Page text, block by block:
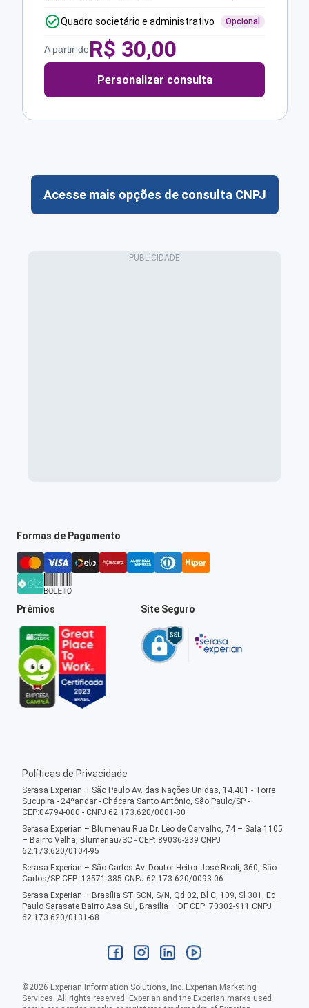
Quadro societário e administrativo Opcional
A partir deR$ 30,00
Personalizar consulta
Acesse mais opções de consulta CNPJ
Formas de Pagamento
Prêmios Site Seguro
Políticas de Privacidade
Serasa Experian – São Paulo Av. das Nações Unidas, 14.401 - Torre
Sucupira - 24ºandar - Chácara Santo Antônio, São Paulo/SP -
CEP:04794-000 - CNPJ 62.173.620/0001-80
Serasa Experian – Blumenau Rua Dr. Léo de Carvalho, 74 – Sala 1105
– Bairro Velha, Blumenau/SC - CEP: 89036-239 CNPJ
62.173.620/0104-95
Serasa Experian – São Carlos Av. Doutor Heitor José Reali, 360, São
Carlos/SP CEP: 13571-385 CNPJ 62.173.620/0093-06
Serasa Experian – Brasília ST SCN, S/N, Qd 02, Bl C, 109, Sl 301, Ed.
Paulo Sarasate Bairro Asa Sul, Brasília – DF CEP: 70302-911 CNPJ
62.173.620/0131-68
©2026 Experian Information Solutions, Inc. Experian Marketing
Services. All rights reserved. Experian and the Experian marks used